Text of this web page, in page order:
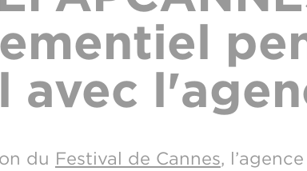
avec
du Festival de Cannes,